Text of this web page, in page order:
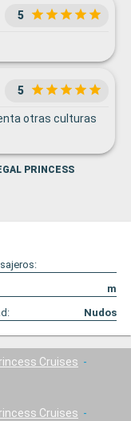
5
5
otras culturas
PRINCESS
m
Nudos
Cruises
Cruises